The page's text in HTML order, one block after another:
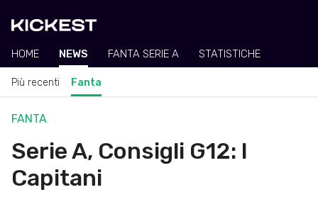
HOME NEWS FANTA SERIE A STATISTICHE
Più recenti Fanta
FANTA
Serie A, Consigli G12: I
Capitani